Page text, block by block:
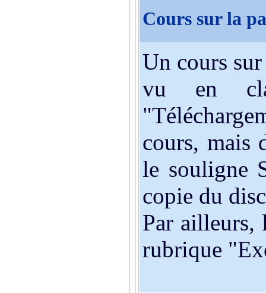
Cours sur la
Un cours
vu en
cours, mais
le souligne
copie du
Par ailleurs,
rubrique